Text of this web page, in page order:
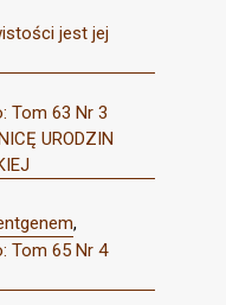
jest jej
Tom 63 Nr 3
URODZIN
,
Tom 65 Nr 4